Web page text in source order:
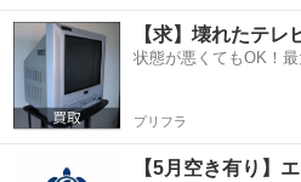
す 設置から時間が数年経った、発電量
チェックしてみては？ 夏には野立ての
京都 綾部市 梅迫駅 電気工事
【求】壊れたテレ
状態が悪くてもOK！
プリフラ
【5月空き有り】